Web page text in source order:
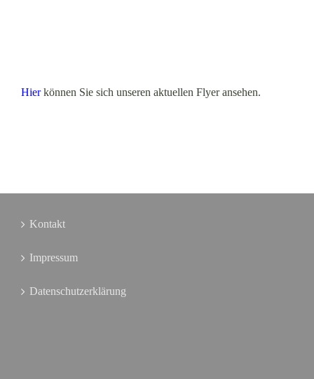
Hierkönnen Sie sich unseren aktuellen Flyer ansehen.
Kontakt
Impressum
Datenschutzerklärung